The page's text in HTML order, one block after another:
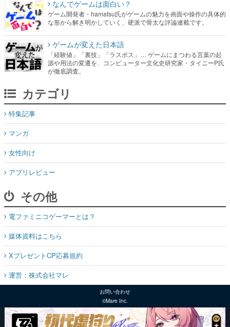
ゲームが変えた日本語
「経験値」「裏技」「ラスボス」… ゲームにまつわる言葉の起
源や用法の変遷を、コンピューター文化史研究家・タイニーP氏
カテゴリ
マンガ
女性向け
アプリレビュー
その他
電ファミニコゲーマーとは？
媒体資料はこちら
XプレゼントCP応募規約
運営：株式会社マレ